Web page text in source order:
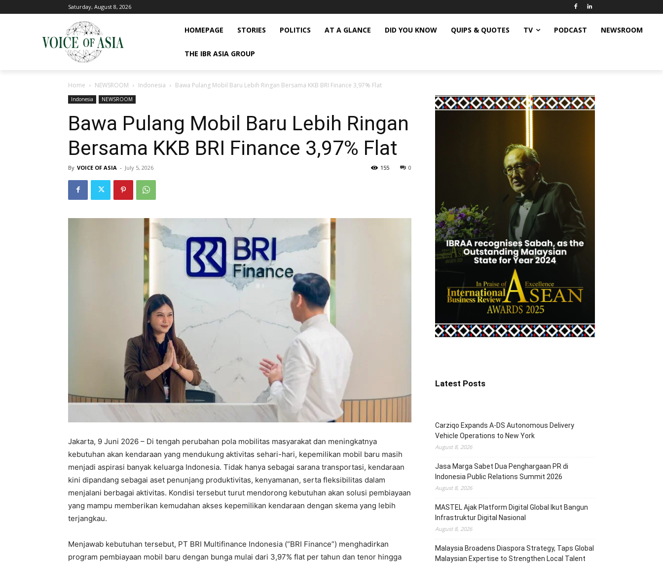
Saturday, August 8, 2026
HOMEPAGE STORIES POLITICS AT A GLANCE DID YOU KNOW QUIPS & QUOTES TV PODCAST NEWSROOM
THE IBR ASIA GROUP
Home NEWSROOM Indonesia Bawa Pulang Mobil Baru Lebih Ringan Bersama KKB BRI Finance 3,97% Flat
Indonesia NEWSROOM
Bawa Pulang Mobil Baru Lebih Ringan
Bersama KKB BRI Finance 3,97% Flat
By VOICE OF ASIA - July 5, 2026 0
155
Jakarta, 9 Juni 2026 – Di tengah perubahan pola mobilitas masyarakat dan meningkatnya
kebutuhan akan kendaraan yang mendukung aktivitas sehari-hari, kepemilikan mobil baru masih
menjadi aspirasi banyak keluarga Indonesia. Tidak hanya sebagai sarana transportasi, kendaraan
kini dipandang sebagai aset penunjang produktivitas, kenyamanan, serta fleksibilitas dalam
menjalani berbagai aktivitas. Kondisi tersebut turut mendorong kebutuhan akan solusi pembiayaan
yang mampu memberikan kemudahan akses kepemilikan kendaraan dengan skema yang lebih
terjangkau.
Menjawab kebutuhan tersebut, PT BRI Multifinance Indonesia (“BRI Finance”) menghadirkan
program pembiayaan mobil baru dengan bunga mulai dari 3,97% flat per tahun dan tenor hingga
Latest Posts
Carziqo Expands A-DS Autonomous Delivery
Vehicle Operations to New York
August 8, 2026
Jasa Marga Sabet Dua Penghargaan PR di
Indonesia Public Relations Summit 2026
August 8, 2026
MASTEL Ajak Platform Digital Global Ikut Bangun
Infrastruktur Digital Nasional
August 8, 2026
Malaysia Broadens Diaspora Strategy, Taps Global
Malaysian Expertise to Strengthen Local Talent